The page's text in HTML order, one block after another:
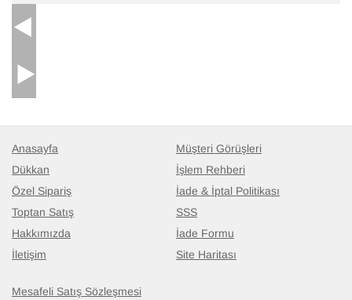
Anasayfa
Dükkan
Özel Sipariş
Toptan Satış
Hakkımızda
İletişim
Müşteri Görüşleri
İşlem Rehberi
İade & İptal Politikası
SSS
İade Formu
Site Haritası
Mesafeli Satış Sözleşmesi